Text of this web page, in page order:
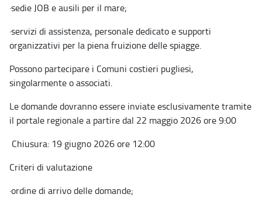
·sedie JOB e ausili per il mare;
·servizi di assistenza, personale dedicato e supporti
organizzativi per la piena fruizione delle spiagge.
Possono partecipare i Comuni costieri pugliesi,
singolarmente o associati.
Le domande dovranno essere inviate esclusivamente tramite
il portale regionale a partire dal 22 maggio 2026 ore 9:00
Chiusura: 19 giugno 2026 ore 12:00
Criteri di valutazione
·ordine di arrivo delle domande;